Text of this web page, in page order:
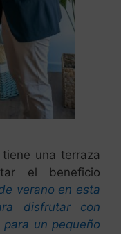
una terraza
el beneficio
verano en esta
disfrutar con
un pequeño